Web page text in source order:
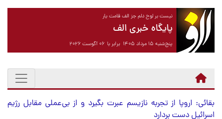
نیست بر لوح دلم جز الف قامت یار
پایگاه خبری الف
پنج‌شنبه ۱۵ مرداد ۱۴۰۵ برابر با ۰۶ آگوست ۲۰۲۶
بقائی: اروپا از تجربه نازیسم عبرت بگیرد و از بی‌عملی مقابل رژیم
اسرائیل دست بردارد